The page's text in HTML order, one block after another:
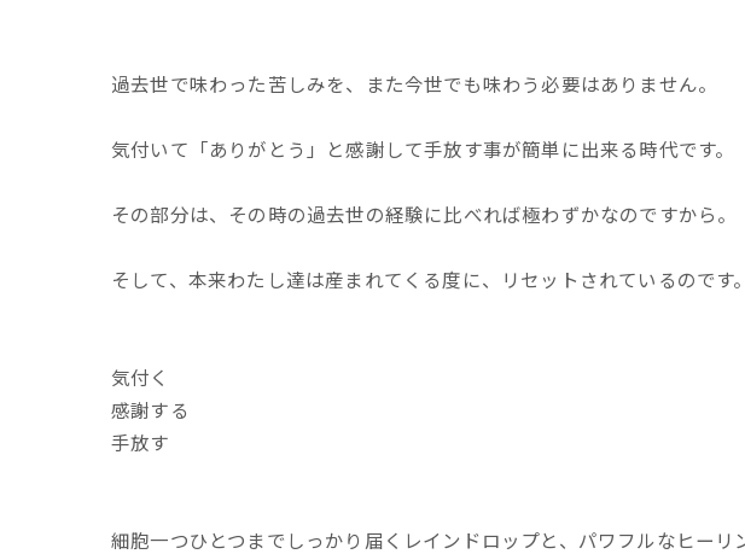
過去世で味わった苦しみを、また今世でも味わう必要はありません。
気付いて「ありがとう」と感謝して手放す事が簡単に出来る時代です。
その部分は、その時の過去世の経験に比べれば極わずかなのですから。
そして、本来わたし達は産まれてくる度に、リセットされているのです。
気付く
感謝する
手放す
細胞一つひとつまでしっかり届くレインドロップと、パワフルなヒーリ